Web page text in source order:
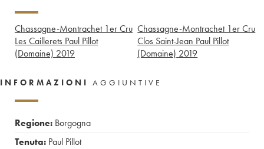
Chassagne-Montrachet 1er Cru
Les Caillerets Paul Pillot
(Domaine) 2019
Chassagne-Montrachet 1er Cru
Clos Saint-Jean Paul Pillot
(Domaine) 2019
INFORMAZIONI AGGIUNTIVE
Regione: Borgogna
Tenuta: Paul Pillot